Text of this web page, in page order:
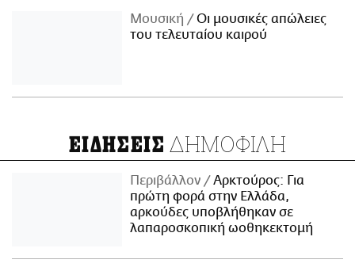
Μουσική
Οι μουσικές απώλειες
του τελευταίου καιρού
ΕΙΔΗΣΕΙΣ ΔΗΜΟΦΙΛΗ
Περιβάλλον
Αρκτούρος: Για
πρώτη φορά στην Ελλάδα,
αρκούδες υποβλήθηκαν σε
λαπαροσκοπική ωοθηκεκτομή